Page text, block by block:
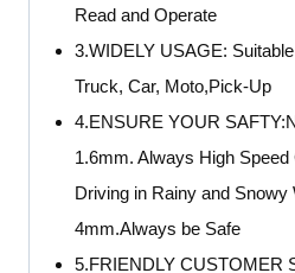
Read and Operate
3.WIDELY USAGE:
Truck, Car, Moto,Pick-Up
4.ENSURE YOUR
1.6mm. Always High
Driving in Rainy and Snowy
4mm.Always be Safe
5.FRIENDLY CUSTOMER